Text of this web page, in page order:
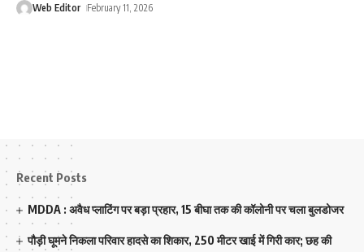
Web Editor February 11, 2026
Recent Posts
MDDA : अवैध प्लाटिंग पर बड़ा प्रहार, 15 बीघा तक की कॉलोनी पर चला बुलडोजर
पौड़ी घूमने निकला परिवार हादसे का शिकार, 250 मीटर खाई में गिरी कार; छह की